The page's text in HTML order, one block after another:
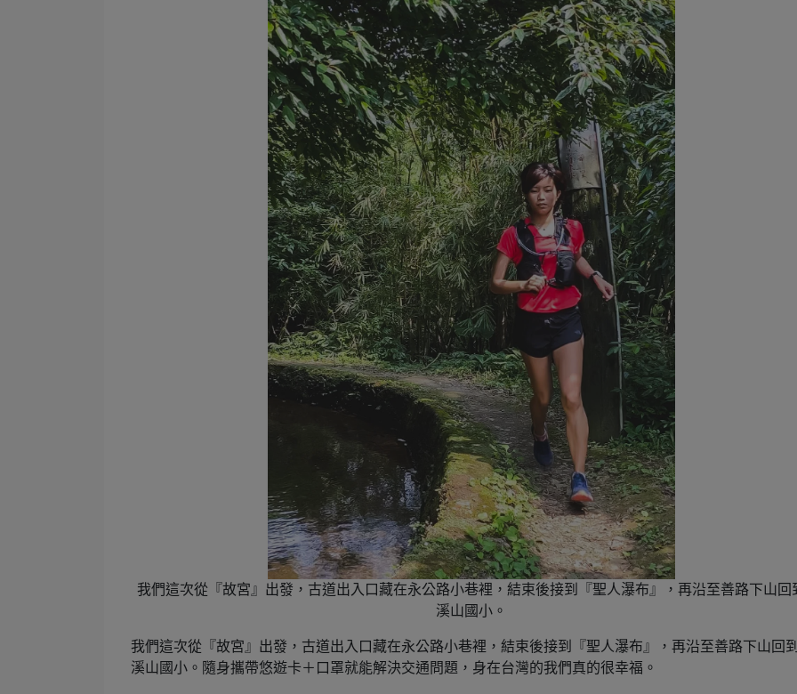
我們這次從『故宮』出發，古道出入口藏在永公路小巷裡，結束後接到『聖人瀑布』，再沿至善路下山回
溪山國小。
我們這次從『故宮』出發，古道出入口藏在永公路小巷裡，結束後接到『聖人瀑布』，再沿至善路下山回
溪山國小。隨身攜帶悠遊卡＋口罩就能解決交通問題，身在台灣的我們真的很幸福。